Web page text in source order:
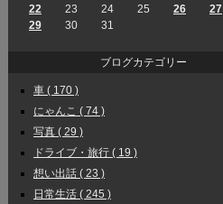
22
23 24 25 26 27
29
30 31
ブログカテゴリー
車 ( 170 )
にゃんこ ( 74 )
写真 ( 29 )
ドライブ・旅行 ( 19 )
想い出話 ( 23 )
日常生活 ( 245 )